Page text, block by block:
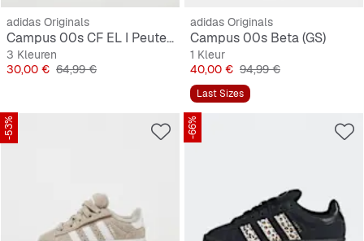
adidas Originals
Campus 00s CF EL I Peuters
3 Kleuren
Prijs
30,00 € Originele Prijs
64,99 €
adidas Originals
Campus 00s Beta (GS)
1 Kleur
Prijs
40,00 € Originele Prijs
94,99 €
Last Sizes
-53% -66%